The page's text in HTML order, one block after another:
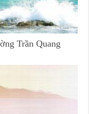
Trần Quang